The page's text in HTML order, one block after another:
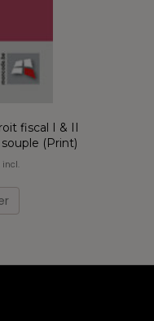
fiscal I & II
(Print)
incl.